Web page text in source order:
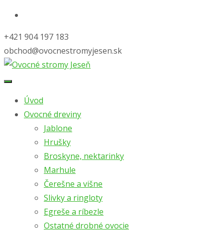
+421 904 197 183
obchod@ovocnestromyjesen.sk
Úvod
Ovocné dreviny
Jablone
Hrušky
Broskyne, nektarinky
Marhule
Čerešne a višne
Slivky a ringloty
Egreše a ríbezle
Ostatné drobné ovocie